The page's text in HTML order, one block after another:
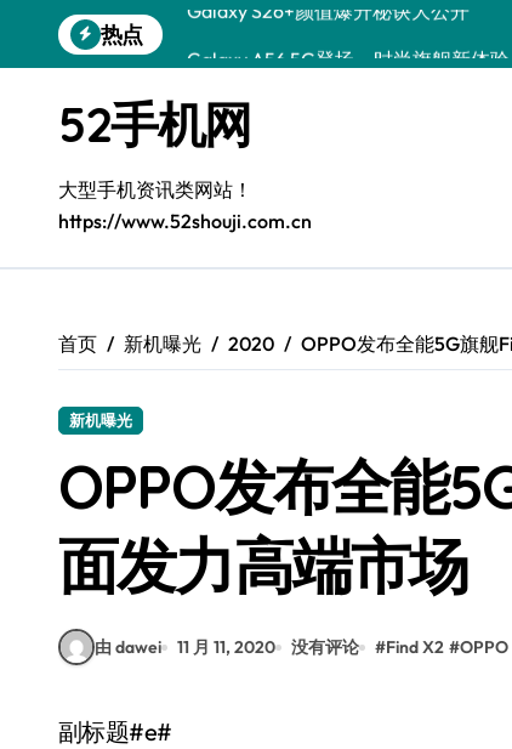
到
热点
三星Galaxy S26发布：一键解锁个性美
Galaxy S25美颜秘籍：个性定制炫酷玩
Galaxy C55 5G焕新秘籍：潮流定制，
Galaxy C55 5G登场，演绎三星美学
Galaxy S25 Ultra颜值封神！定制主题
52手机网
大型手机资讯类网站！
https://www.52shouji.com.cn
首页 新机曝光 2020 OPPO发布全能5G旗舰
新机曝光
OPPO发布全能
面发力高端市场
由 dawei 11 月 11, 2020 没有评论 #Find X2 #OPPO
副标题#e#